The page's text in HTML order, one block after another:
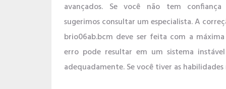
avançados. Se você não tem confiança
sugerimos consultar um especialista. A
brio06ab.bcm deve ser feita com a
erro pode resultar em um sistema
adequadamente. Se você tiver as